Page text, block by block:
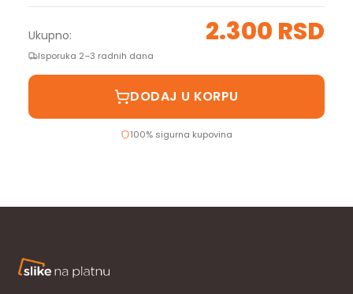
Ukupno: 2.300 RSD
Isporuka 2–3 radnih dana
DODAJ U KORPU
100% sigurna kupovina